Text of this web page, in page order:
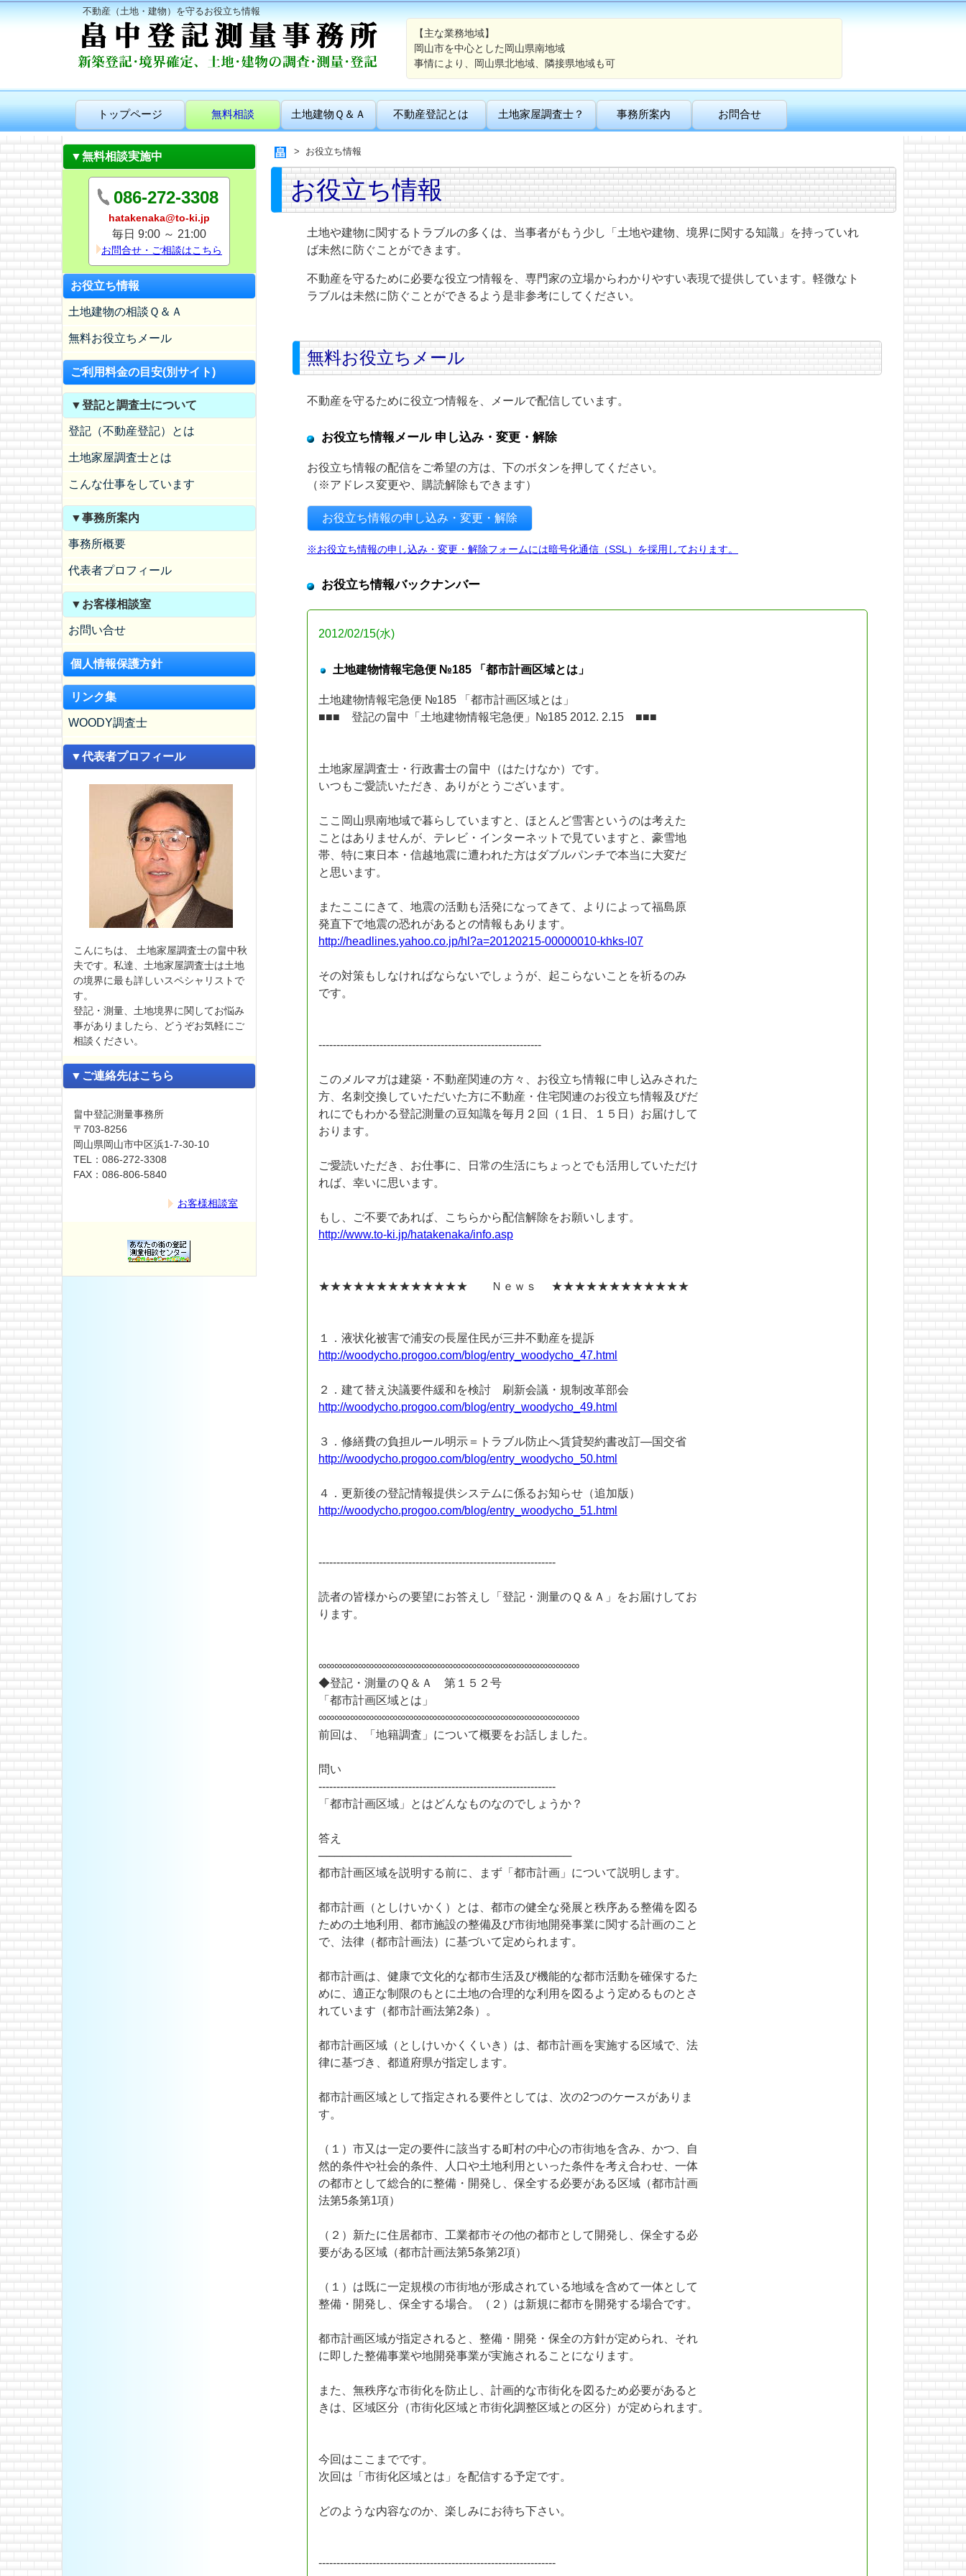
不動産（土地・建物）を守るお役立ち情報
【主な業務地域】
岡山市を中心とした岡山県南地域
事情により、岡山県北地域、隣接県地域も可
トップページ 無料相談 土地建物Ｑ＆Ａ 不動産登記とは 土地家屋調査士？ 事務所案内 お問合せ
▼無料相談実施中
086-272-3308
hatakenaka@to-ki.jp
毎日 9:00 ～ 21:00
お問合せ・ご相談はこちら
お役立ち情報
土地建物の相談Ｑ＆Ａ
無料お役立ちメール
ご利用料金の目安(別サイト)
▼登記と調査士について
登記（不動産登記）とは
土地家屋調査士とは
こんな仕事をしています
▼事務所案内
事務所概要
代表者プロフィール
▼お客様相談室
お問い合せ
個人情報保護方針
リンク集
WOODY調査士
▼代表者プロフィール
こんにちは、 土地家屋調査士の畠中秋
夫です。私達、土地家屋調査士は土地
の境界に最も詳しいスペシャリストで
す。
登記・測量、土地境界に関してお悩み
事がありましたら、どうぞお気軽にご
相談ください。
▼ご連絡先はこちら
畠中登記測量事務所
〒703-8256
岡山県岡山市中区浜1-7-30-10
TEL：086-272-3308
FAX：086-806-5840
お客様相談室
お役立ち情報
お役立ち情報
土地や建物に関するトラブルの多くは、当事者がもう少し「土地や建物、境界に関する知識」を持っていれ
ば未然に防ぐことができます。
不動産を守るために必要な役立つ情報を、専門家の立場からわかりやすい表現で提供しています。軽微なト
ラブルは未然に防ぐことができるよう是非参考にしてください。
無料お役立ちメール
不動産を守るために役立つ情報を、メールで配信しています。
お役立ち情報メール 申し込み・変更・解除
お役立ち情報の配信をご希望の方は、下のボタンを押してください。
（※アドレス変更や、購読解除もできます）
お役立ち情報の申し込み・変更・解除
※お役立ち情報の申し込み・変更・解除フォームには暗号化通信（SSL）を採用しております。
お役立ち情報バックナンバー
2012/02/15(水)
土地建物情報宅急便 №185 「都市計画区域とは」
土地建物情報宅急便 №185 「都市計画区域とは」
■■■ 登記の畠中「土地建物情報宅急便」№185 2012. 2.15 ■■■
土地家屋調査士・行政書士の畠中（はたけなか）です。
いつもご愛読いただき、ありがとうございます。
ここ岡山県南地域で暮らしていますと、ほとんど雪害というのは考えた
ことはありませんが、テレビ・インターネットで見ていますと、豪雪地
帯、特に東日本・信越地震に遭われた方はダブルパンチで本当に大変だ
と思います。
またここにきて、地震の活動も活発になってきて、よりによって福島原
発直下で地震の恐れがあるとの情報もあります。
http://headlines.yahoo.co.jp/hl?a=20120215-00000010-khks-l07
その対策もしなければならないでしょうが、起こらないことを祈るのみ
です。
--------------------------------------------------------------
このメルマガは建築・不動産関連の方々、お役立ち情報に申し込みされた
方、名刺交換していただいた方に不動産・住宅関連のお役立ち情報及びだ
れにでもわかる登記測量の豆知識を毎月２回（１日、１５日）お届けして
おります。
ご愛読いただき、お仕事に、日常の生活にちょっとでも活用していただけ
れば、幸いに思います。
もし、ご不要であれば、こちらから配信解除をお願いします。
http://www.to-ki.jp/hatakenaka/info.asp
★★★★★★★★★★★★★ Ｎｅｗｓ ★★★★★★★★★★★★
１．液状化被害で浦安の長屋住民が三井不動産を提訴
http://woodycho.progoo.com/blog/entry_woodycho_47.html
２．建て替え決議要件緩和を検討 刷新会議・規制改革部会
http://woodycho.progoo.com/blog/entry_woodycho_49.html
３．修繕費の負担ルール明示＝トラブル防止へ賃貸契約書改訂―国交省
http://woodycho.progoo.com/blog/entry_woodycho_50.html
４．更新後の登記情報提供システムに係るお知らせ（追加版）
http://woodycho.progoo.com/blog/entry_woodycho_51.html
------------------------------------------------------------------
読者の皆様からの要望にお答えし「登記・測量のＱ＆Ａ」をお届けしてお
ります。
∞∞∞∞∞∞∞∞∞∞∞∞∞∞∞∞∞∞∞∞∞∞∞∞∞∞∞∞∞∞∞∞∞
◆登記・測量のＱ＆Ａ 第１５２号
「都市計画区域とは」
∞∞∞∞∞∞∞∞∞∞∞∞∞∞∞∞∞∞∞∞∞∞∞∞∞∞∞∞∞∞∞∞∞
前回は、「地籍調査」について概要をお話しました。
問い
------------------------------------------------------------------
「都市計画区域」とはどんなものなのでしょうか？
答え
────────────────────────────────
都市計画区域を説明する前に、まず「都市計画」について説明します。
都市計画（としけいかく）とは、都市の健全な発展と秩序ある整備を図る
ための土地利用、都市施設の整備及び市街地開発事業に関する計画のこと
で、法律（都市計画法）に基づいて定められます。
都市計画は、健康で文化的な都市生活及び機能的な都市活動を確保するた
めに、適正な制限のもとに土地の合理的な利用を図るよう定めるものとさ
れています（都市計画法第2条）。
都市計画区域（としけいかくくいき）は、都市計画を実施する区域で、法
律に基づき、都道府県が指定します。
都市計画区域として指定される要件としては、次の2つのケースがありま
す。
（１）市又は一定の要件に該当する町村の中心の市街地を含み、かつ、自
然的条件や社会的条件、人口や土地利用といった条件を考え合わせ、一体
の都市として総合的に整備・開発し、保全する必要がある区域（都市計画
法第5条第1項）
（２）新たに住居都市、工業都市その他の都市として開発し、保全する必
要がある区域（都市計画法第5条第2項）
（１）は既に一定規模の市街地が形成されている地域を含めて一体として
整備・開発し、保全する場合。（２）は新規に都市を開発する場合です。
都市計画区域が指定されると、整備・開発・保全の方針が定められ、それ
に即した整備事業や地開発事業が実施されることになります。
また、無秩序な市街化を防止し、計画的な市街化を図るため必要があると
きは、区域区分（市街化区域と市街化調整区域との区分）が定められます。
今回はここまでです。
次回は「市街化区域とは」を配信する予定です。
どのような内容なのか、楽しみにお待ち下さい。
------------------------------------------------------------------